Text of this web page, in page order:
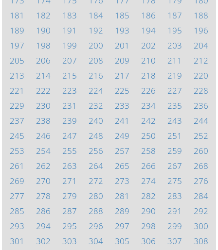
181
182 183 184 185 186 187
188
189
190 191 192 193 194 195
196
197
198 199 200 201 202 203
204
205
206 207 208 209 210 211
212
213
214 215 216 217 218 219
220
221
222 223 224 225 226 227
228
229
230 231 232 233 234 235
236
237
238 239 240 241 242 243
244
245
246 247 248 249 250 251
252
253
254 255 256 257 258 259
260
261
262 263 264 265 266 267
268
269
270 271 272 273 274 275
276
277
278 279 280 281 282 283
284
285
286 287 288 289 290 291
292
293
294 295 296 297 298 299
300
301
302 303 304 305 306 307
308